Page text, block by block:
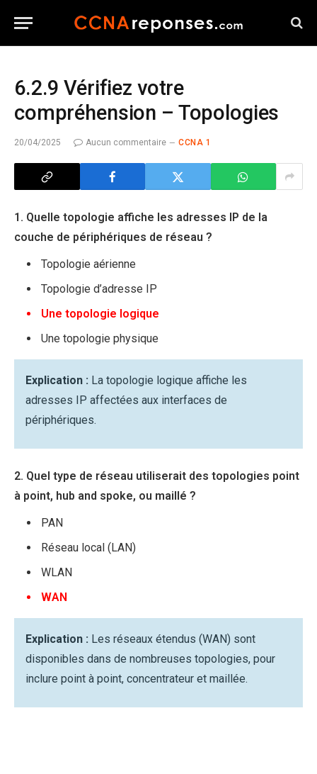
6.2.9 Vérifiez votre
compréhension – Topologies
20/04/2025 Aucun commentaire CCNA 1
1. Quelle topologie affiche les adresses IP de la
couche de périphériques de réseau ?
Topologie aérienne
Topologie d’adresse IP
Une topologie logique
Une topologie physique
Explication : La topologie logique affiche les
adresses IP affectées aux interfaces de
périphériques.
2. Quel type de réseau utiliserait des topologies point
à point, hub and spoke, ou maillé ?
PAN
Réseau local (LAN)
WLAN
WAN
Explication : Les réseaux étendus (WAN) sont
disponibles dans de nombreuses topologies, pour
inclure point à point, concentrateur et maillée.